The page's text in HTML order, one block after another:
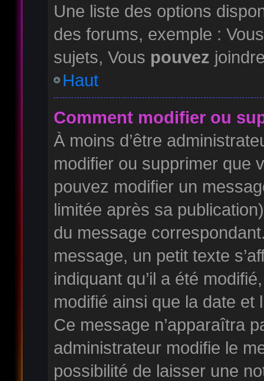
Une liste des options
des forums, exemple :
sujets, Vous pouvez
Haut
Comment modifier ou
À moins d’être
modifier ou supprimer que
pouvez modifier un
limitée après sa
du message
message, un petit texte
indiquant qu’il a été
modifié ainsi que la date et
Ce message n’apparaîtra
administrateur modifie le
possibilité de laisser une